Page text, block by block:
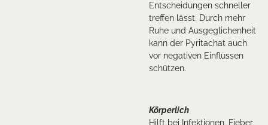
Entscheidungen schneller
treffen lässt. Durch mehr
Ruhe und Ausgeglichenheit
kann der Pyritachat auch
vor negativen Einflüssen
schützen.
Körperlich
Hilft bei Infektionen, Fieber